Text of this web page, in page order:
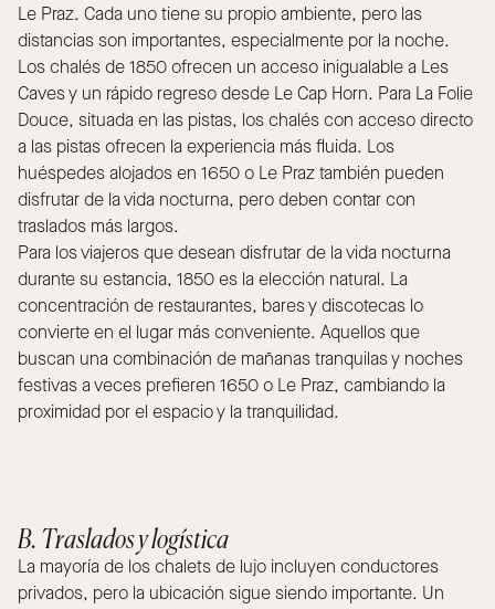
Le Praz. Cada uno tiene su propio ambiente, pero las
distancias son importantes, especialmente por la noche.
Los chalés de 1850 ofrecen un acceso inigualable a Les
Caves y un rápido regreso desde Le Cap Horn. Para La Folie
Douce, situada en las pistas, los chalés con acceso directo
a las pistas ofrecen la experiencia más fluida. Los
huéspedes alojados en 1650 o Le Praz también pueden
disfrutar de la vida nocturna, pero deben contar con
traslados más largos.
Para los viajeros que desean disfrutar de la vida nocturna
durante su estancia, 1850 es la elección natural. La
concentración de restaurantes, bares y discotecas lo
convierte en el lugar más conveniente. Aquellos que
buscan una combinación de mañanas tranquilas y noches
festivas a veces prefieren 1650 o Le Praz, cambiando la
proximidad por el espacio y la tranquilidad.
B. Traslados y logística
La mayoría de los chalets de lujo incluyen conductores
privados, pero la ubicación sigue siendo importante. Un